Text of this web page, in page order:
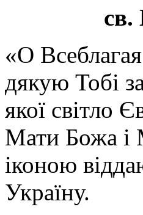
св.
«О
дякую Тобі
якої світло
Мати Божа і
іконою
Україну.